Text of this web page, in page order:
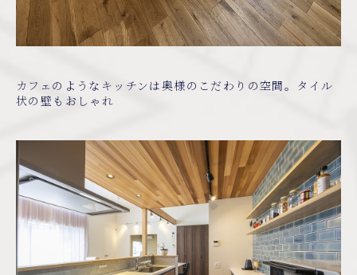
カフェのようなキッチンは奥様のこだわりの空間。タイル
状の壁もおしゃれ